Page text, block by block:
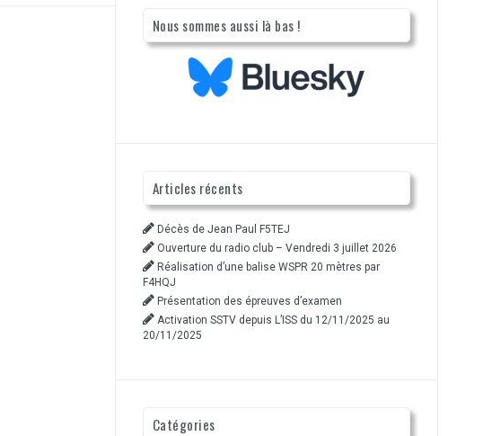
Nous sommes aussi là bas !
Articles récents
Décès de Jean Paul F5TEJ
Ouverture du radio club – Vendredi 3 juillet 2026
Réalisation d’une balise WSPR 20 mètres par
F4HQJ
Présentation des épreuves d’examen
Activation SSTV depuis L’ISS du 12/11/2025 au
20/11/2025
Catégories